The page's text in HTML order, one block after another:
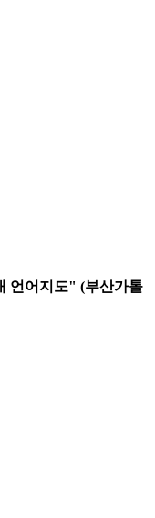
언어지도" (부산가톨